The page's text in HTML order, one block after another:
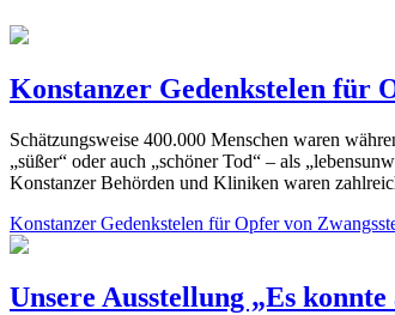
Konstanzer Gedenkstelen für
Schätzungsweise 400.000 Menschen waren
„süßer“ oder auch „schöner Tod“ – als
Konstanzer Behörden und Kliniken waren
Konstanzer Gedenkstelen für Opfer von
Unsere Ausstellung „Es